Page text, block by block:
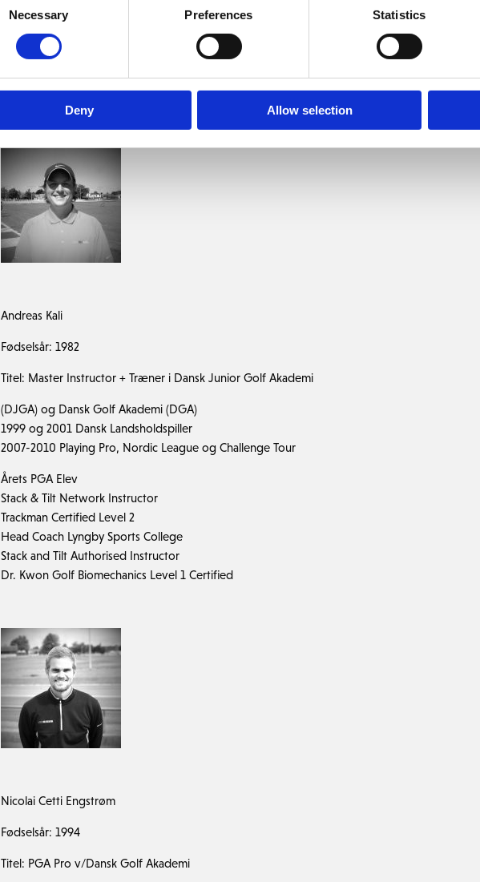
Necessary Preferences Statistics
Deny Allow selection
Certificeret Jim Hardy, True Plane instruktør
Certificeret 3D Biodynamic instruktør
Certificeret Dr. Kwon Bio Mechanics instruktør
Stifter af Dansk Junior Golf Akademi (2006)
Andreas Kali
Fødselsår: 1982
Titel: Master Instructor + Træner i Dansk Junior Golf Akademi
(DJGA) og Dansk Golf Akademi (DGA)
1999 og 2001 Dansk Landsholdspiller
2007-2010 Playing Pro, Nordic League og Challenge Tour
Årets PGA Elev
Stack & Tilt Network Instructor
Trackman Certified Level 2
Head Coach Lyngby Sports College
Stack and Tilt Authorised Instructor
Dr. Kwon Golf Biomechanics Level 1 Certified
Nicolai Cetti Engstrøm
Fødselsår: 1994
Titel: PGA Pro v/Dansk Golf Akademi